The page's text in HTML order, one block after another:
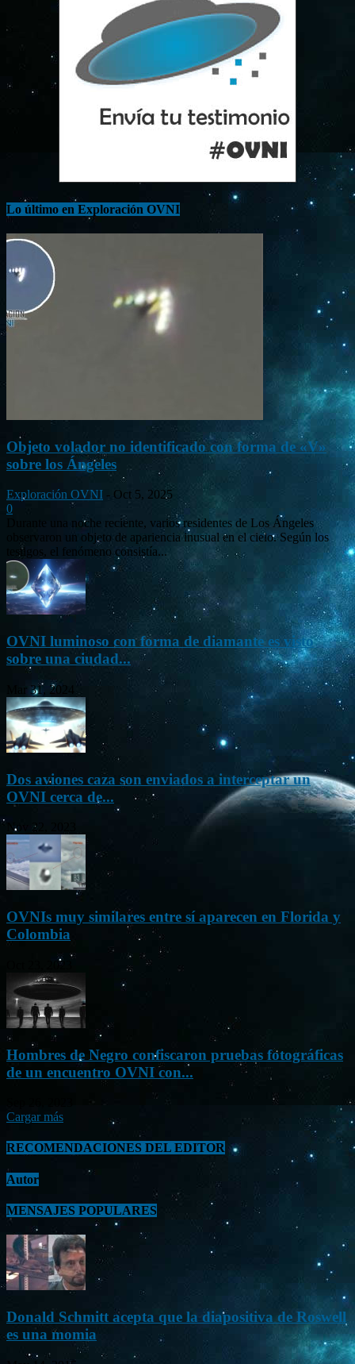
Lo último en Exploración OVNI
Objeto volador no identificado con forma de «V»
sobre los Ángeles
Exploración OVNI - Oct 5, 2025
0
Durante una noche reciente, varios residentes de Los Ángeles
observaron un objeto de apariencia inusual en el cielo. Según los
testigos, el fenómeno consistía...
OVNI luminoso con forma de diamante es visto
sobre una ciudad...
Mar 31, 2024
Dos aviones caza son enviados a interceptar un
OVNI cerca de...
Nov 22, 2023
OVNIs muy similares entre sí aparecen en Florida y
Colombia
Oct 23, 2023
Hombres de Negro confiscaron pruebas fotográficas
de un encuentro OVNI con...
Cargar más
RECOMENDACIONES DEL EDITOR
Autor
MENSAJES POPULARES
Donald Schmitt acepta que la diapositiva de Roswell
es una momia